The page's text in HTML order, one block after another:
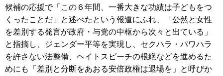
候補の応援で「この６年間、一番大きな功績は子どもをつ
くったことだ」と述べたという報道にふれ、「公然と女性
を差別する発言が政府・与党の中枢から次々と出ている」
と指摘し、ジェンダー平等を実現し、セクハラ・パワハラ
を許さない法整備、ヘイトスピーチの根絶などを進めるた
めにも「差別と分断をあおる安倍政権は退場を」と呼びか